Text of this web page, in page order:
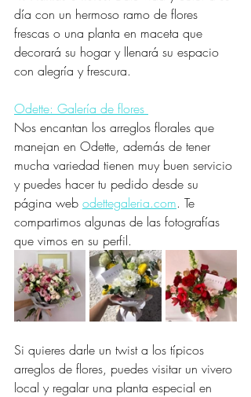
día con un hermoso ramo de flores
frescas o una planta en maceta que
decorará su hogar y llenará su espacio
con alegría y frescura.
Odette: Galería de flores
Nos encantan los arreglos florales que
manejan en Odette, además de tener
mucha variedad tienen muy buen servicio
y puedes hacer tu pedido desde su
página web odettegaleria.com. Te
compartimos algunas de las fotografías
que vimos en su perfil.
Si quieres darle un twist a los típicos
arreglos de flores, puedes visitar un vivero
local y regalar una planta especial en